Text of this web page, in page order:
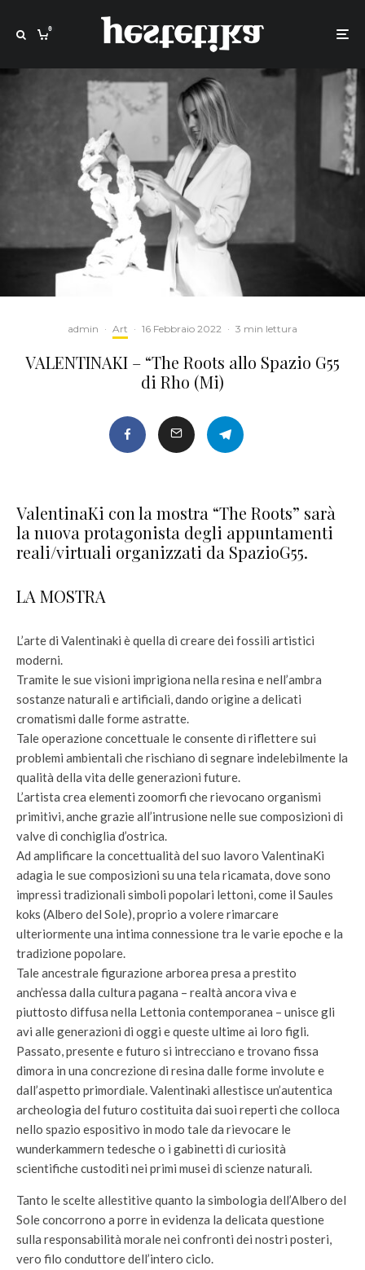
0
admin · Art · 16 Febbraio 2022 · 3 min lettura
VALENTINAKI – “The Roots allo Spazio G55
di Rho (Mi)
ValentinaKi con la mostra “The Roots” sarà
la nuova protagonista degli appuntamenti
reali/virtuali organizzati da SpazioG55.
LA MOSTRA
L’arte di Valentinaki è quella di creare dei fossili artistici
moderni.
Tramite le sue visioni imprigiona nella resina e nell’ambra
sostanze naturali e artificiali, dando origine a delicati
cromatismi dalle forme astratte.
Tale operazione concettuale le consente di riflettere sui
problemi ambientali che rischiano di segnare indelebilmente la
qualità della vita delle generazioni future.
L’artista crea elementi zoomorfi che rievocano organismi
primitivi, anche grazie all’intrusione nelle sue composizioni di
valve di conchiglia d’ostrica.
Ad amplificare la concettualità del suo lavoro ValentinaKi
adagia le sue composizioni su una tela ricamata, dove sono
impressi tradizionali simboli popolari lettoni, come il Saules
koks (Albero del Sole), proprio a volere rimarcare
ulteriormente una intima connessione tra le varie epoche e la
tradizione popolare.
Tale ancestrale figurazione arborea presa a prestito
anch’essa dalla cultura pagana – realtà ancora viva e
piuttosto diffusa nella Lettonia contemporanea – unisce gli
avi alle generazioni di oggi e queste ultime ai loro figli.
Passato, presente e futuro si intrecciano e trovano fissa
dimora in una concrezione di resina dalle forme involute e
dall’aspetto primordiale. Valentinaki allestisce un’autentica
archeologia del futuro costituita dai suoi reperti che colloca
nello spazio espositivo in modo tale da rievocare le
wunderkammern tedesche o i gabinetti di curiosità
scientifiche custoditi nei primi musei di scienze naturali.
Tanto le scelte allestitive quanto la simbologia dell’Albero del
Sole concorrono a porre in evidenza la delicata questione
sulla responsabilità morale nei confronti dei nostri posteri,
vero filo conduttore dell’intero ciclo.